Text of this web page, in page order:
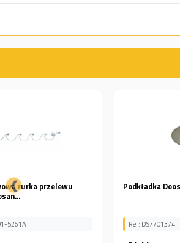
Podkładka Doosan DS7701374
Ref: DS7701374
❮